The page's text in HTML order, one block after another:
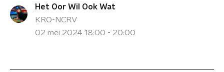
Het Oor Wil Ook Wat
KRO-NCRV
02 mei 2024 18:00 - 20:00